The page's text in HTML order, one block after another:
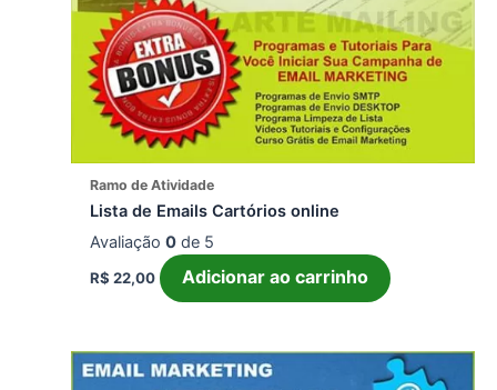
Ramo de Atividade
Lista de Emails Cartórios online
Avaliação0 de 5
R$ 22,00 Adicionar ao carrinho